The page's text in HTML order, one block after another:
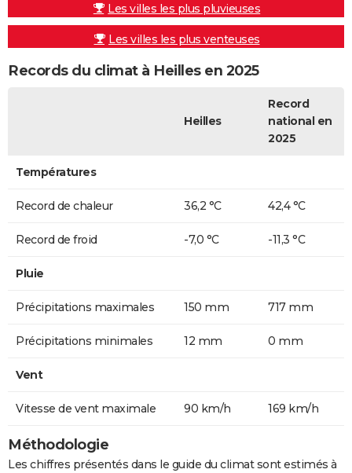
Les villes les plus pluvieuses
Les villes les plus venteuses
Records du climat à Heilles en 2025
Heilles
Record
national en
2025
Températures
Record de chaleur 36,2 °C 42,4 °C
Record de froid -7,0 °C -11,3 °C
Pluie
Précipitations maximales 150 mm 717 mm
Précipitations minimales 12 mm 0 mm
Vent
Vitesse de vent maximale 90 km/h 169 km/h
Méthodologie
Les chiffres présentés dans le guide du climat sont estimés à